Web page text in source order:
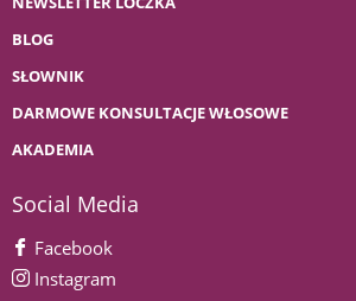
BLOG
SŁOWNIK
DARMOWE KONSULTACJE WŁOSOWE
AKADEMIA
Social Media
Facebook
Instagram